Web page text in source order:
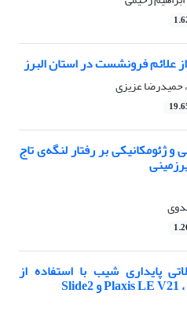
علائم فرونشست در استان البرز
حمیدرضا عزیزی
ژئومکانیکی بر رفتار لنگه‌ی تاج
پایداری شیب با استفاده از